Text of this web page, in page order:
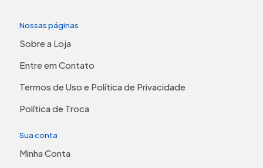
Nossas páginas
Sobre a Loja
Entre em Contato
Termos de Uso e Política de Privacidade
Política de Troca
Sua conta
Minha Conta